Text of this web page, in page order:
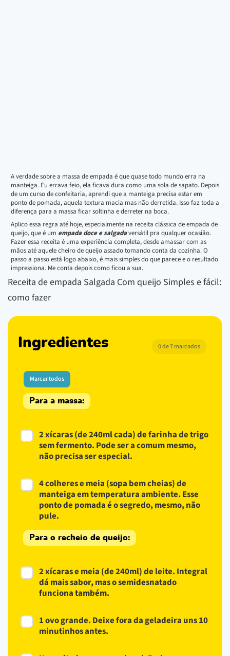
A verdade sobre a massa de empada é que quase todo mundo erra na
manteiga. Eu errava feio, ela ficava dura como uma sola de sapato. Depois
de um curso de confeitaria, aprendi que a manteiga precisa estar em
ponto de pomada, aquela textura macia mas não derretida. Isso faz toda a
diferença para a massa ficar soltinha e derreter na boca.
Aplico essa regra até hoje, especialmente na receita clássica de empada de
queijo, que é um empada doce e salgadaversátil pra qualquer ocasião.
Fazer essa receita é uma experiência completa, desde amassar com as
mãos até aquele cheiro de queijo assado tomando conta da cozinha. O
passo a passo está logo abaixo, é mais simples do que parece e o resultado
impressiona. Me conta depois como ficou a sua.
Receita de empada Salgada Com queijo Simples e fácil:
como fazer
Ingredientes 0 de 7 marcados
Marcar todos
Para a massa:
2 xícaras (de 240ml cada) de farinha de trigo
sem fermento. Pode ser a comum mesmo,
não precisa ser especial.
4 colheres e meia (sopa bem cheias) de
manteiga em temperatura ambiente. Esse
ponto de pomada é o segredo, mesmo, não
pule.
Para o recheio de queijo:
2 xícaras e meia (de 240ml) de leite. Integral
dá mais sabor, mas o semidesnatado
funciona também.
1 ovo grande. Deixe fora da geladeira uns 10
minutinhos antes.